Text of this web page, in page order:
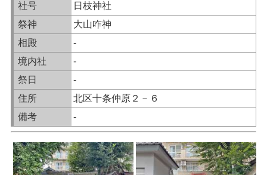
社号
日枝神社
祭神
大山咋神
相殿
-
境内社
-
祭日
-
住所
北区十条仲原２－６
備考
-